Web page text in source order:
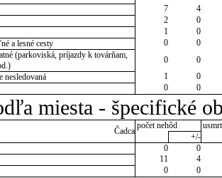
7
4
2
0
1
0
a lesné cesty
0
0
(parkoviská, príjazdy k továrňam,
0
0
nesledovaná
1
0
0 0
miesta - špecifické
Čadca
počet nehôd
+/-
0
0
11
4
0 0